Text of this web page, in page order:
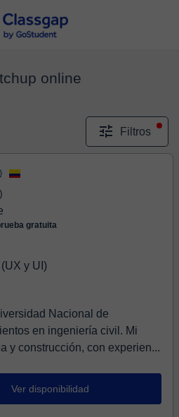
online
Filtros
gratuita
y UI)
Nacional de
en ingeniería civil. Mi
y construcción, con experien...
Ver disponibilidad